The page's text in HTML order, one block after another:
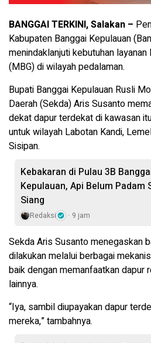
BANGGAI TERKINI, Salakan –
Kabupaten Banggai Kepulauan
menindaklanjuti kebutuhan
(MBG) di wilayah pedalaman.
Bupati Banggai Kepulauan Rusli
Daerah (Sekda) Aris Susanto
dekat dapur terdekat di kawasan
untuk wilayah Labotan Kandi,
Sisipan.
Kebakaran di Pulau 3B
Kepulauan, Api Belum Padam
Siang
Redaksi 9 jam
Sekda Aris Susanto menegaskan
dilakukan melalui berbagai
baik dengan memanfaatkan dapur
lainnya.
“Iya, sambil diupayakan dapur
mereka,” tambahnya.